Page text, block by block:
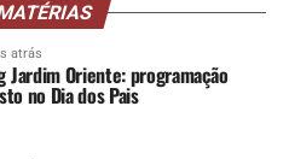
atrás
Jardim Oriente: programação
no Dia dos Pais